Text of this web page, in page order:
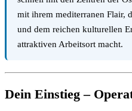
mit ihrem mediterranen Flair,
und dem reichen kulturellen
attraktiven Arbeitsort macht.
Dein Einstieg –